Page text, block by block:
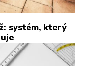
systém, který